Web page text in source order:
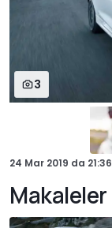
3
24 Mar 2019 da 21:36
Makaleler